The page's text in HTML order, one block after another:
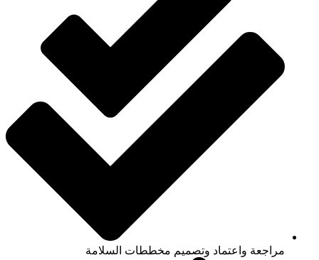
مراجعة واعتماد وتصميم مخططات السلامة